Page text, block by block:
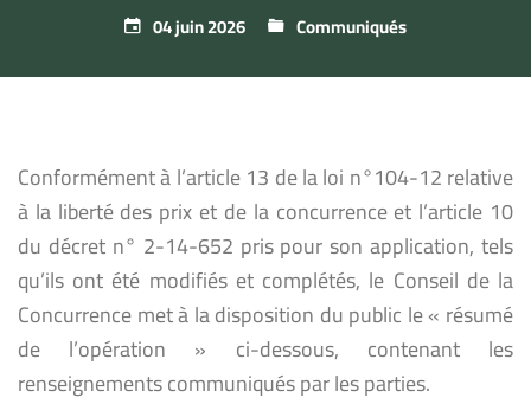
04 juin 2026 Communiqués
Conformément à l’article 13 de la loi n°104-12 relative
à la liberté des prix et de la concurrence et l’article 10
du décret n° 2-14-652 pris pour son application, tels
qu’ils ont été modifiés et complétés, le Conseil de la
Concurrence met à la disposition du public le « résumé
de l’opération » ci-dessous, contenant les
renseignements communiqués par les parties.